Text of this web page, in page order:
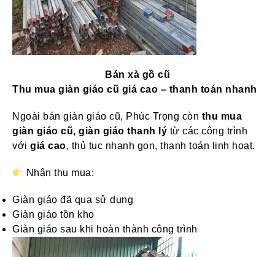
Bán xà gồ cũ
Thu mua giàn giáo cũ giá cao – thanh toán nhanh
Ngoài bán giàn giáo cũ, Phúc Trọng còn thu mua
giàn giáo cũ, giàn giáo thanh lý từ các công trình
với giá cao, thủ tục nhanh gọn, thanh toán linh hoạt.
Nhận thu mua:
Giàn giáo đã qua sử dụng
Giàn giáo tồn kho
Giàn giáo sau khi hoàn thành công trình